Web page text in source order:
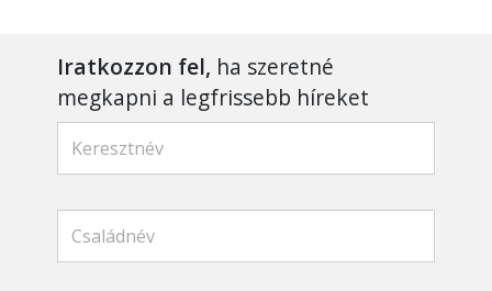
Iratkozzon fel, ha szeretné
megkapni a legfrissebb híreket